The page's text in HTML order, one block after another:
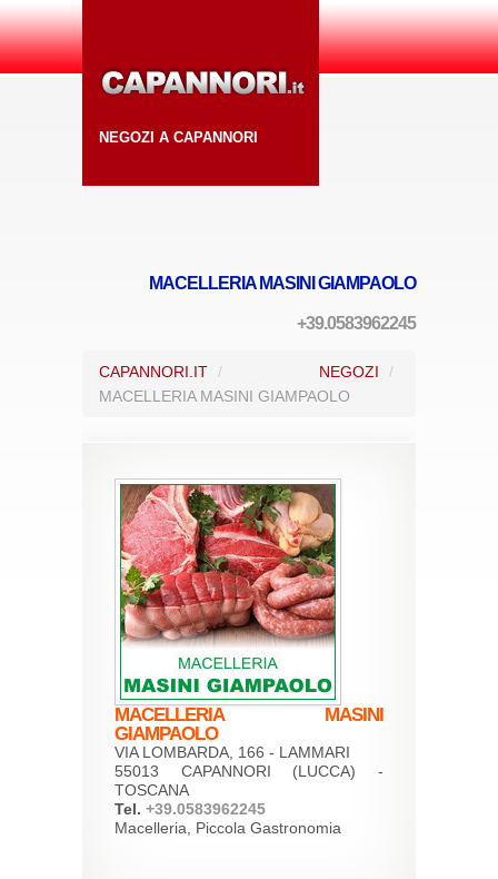
NEGOZI A CAPANNORI
MACELLERIA MASINI GIAMPAOLO
+39.0583962245
CAPANNORI.IT / NEGOZI
/
MACELLERIA MASINI GIAMPAOLO
MACELLERIA MASINI
GIAMPAOLO
VIA LOMBARDA, 166 - LAMMARI
55013 CAPANNORI (LUCCA) -
TOSCANA
Tel. +39.0583962245
Macelleria, Piccola Gastronomia